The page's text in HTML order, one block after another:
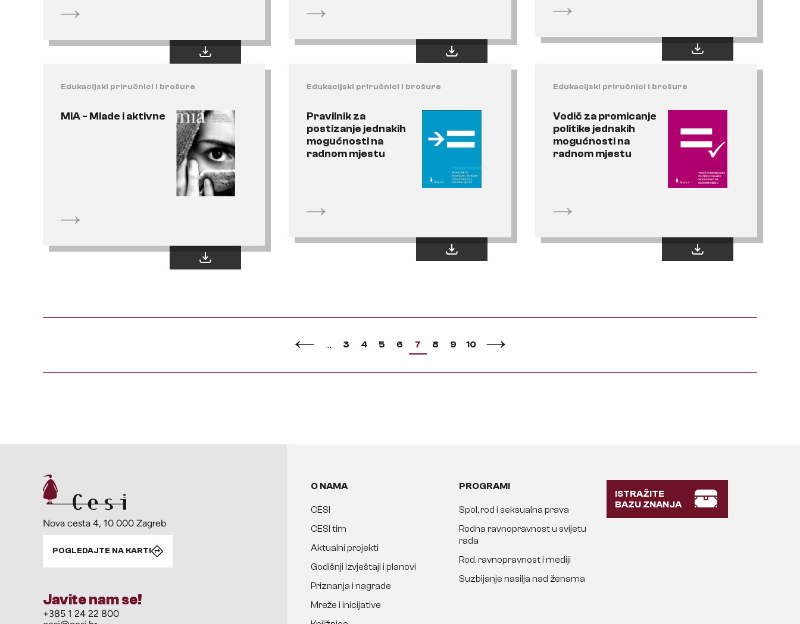
Edukacijski priručnici i brošure
MIA - Mlade i aktivne
Edukacijski priručnici i brošure
Pravilnik za
postizanje jednakih
mogućnosti na
radnom mjestu
Edukacijski priručnici i brošure
Vodič za promicanje
politike jednakih
mogućnosti na
radnom mjestu
… 3 4 5 6 7 8 9 10
Nova cesta 4, 10 000 Zagreb
POGLEDAJTE NA KARTI
Javite nam se!
+385 1 24 22 800
O NAMA
CESI
CESI tim
Aktualni projekti
Godišnji izvještaji i planovi
Priznanja i nagrade
Mreže i inicijative
PROGRAMI
Spol, rod i seksualna prava
Rodna ravnopravnost u svijetu
rada
Rod, ravnopravnost i mediji
Suzbijanje nasilja nad ženama
ISTRAŽITE
BAZU ZNANJA